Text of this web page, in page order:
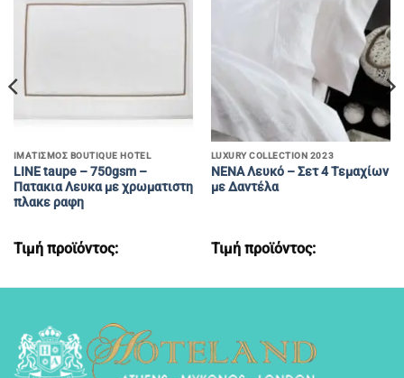
ΙΜΑΤΙΣΜΌΣ BOUTIQUE HOTEL
LINE taupe – 750gsm –
Πατακια Λευκα με χρωματιστη
πλακε ραφη
Τιμή προϊόντος:
LUXURY COLLECTION 2023
NENA Λευκό – Σετ 4 Τεμαχίων
με Δαντέλα
Τιμή προϊόντος: